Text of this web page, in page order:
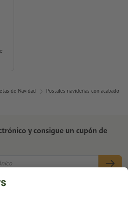
de Navidad
Postales navideñas con acabado
y consigue un cupón de